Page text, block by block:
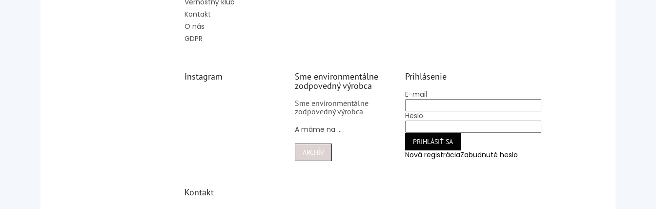
Kontakt
O nás
GDPR
Instagram
Sme environmentálne
zodpovedný výrobca
Sme environmentálne
zodpovedný výrobca
A máme na ...
ARCHÍV
Prihlásenie
E-mail
Heslo
PRIHLÁSIŤ SA
Nová registráciaZabudnuté heslo
Kontakt